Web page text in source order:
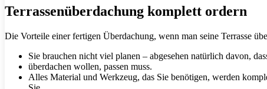
Terrassenüberdachung komplett ordern
Die Vorteile einer fertigen Überdachung, wenn man seine Terrasse
Sie brauchen nicht viel planen – abgesehen natürlich davon,
überdachen wollen, passen muss.
Alles Material und Werkzeug, das Sie benötigen, werden